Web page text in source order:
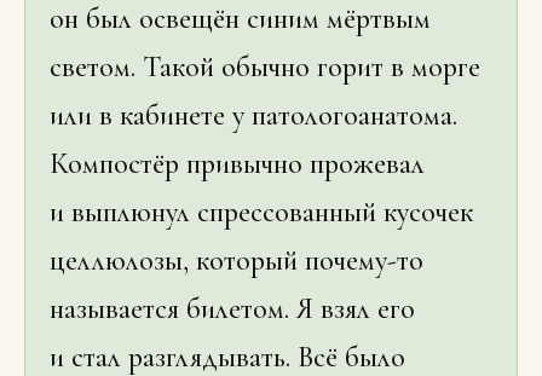
он был освещён синим мёртвым
светом. Такой обычно горит в морге
или в кабинете у патологоанатома.
Компостёр привычно прожевал
и выплюнул спрессованный кусочек
целлюлозы, который почему-то
называется билетом. Я взял его
и стал разглядывать. Всё было